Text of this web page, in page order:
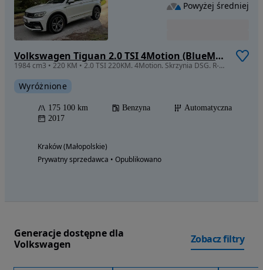
Volkswagen Tiguan 2.0 TSI 4Motion (BlueMotion Technology) DSG Highline
1984 cm3 • 220 KM • 2.0 TSI 220KM. 4Motion. Skrzynia DSG. R-Line. Bezwypadkowy. Serwis ASO
Wyróżnione
175 100 km Benzyna
Automatyczna
2017
Kraków (Małopolskie)
Prywatny sprzedawca • Opublikowano
Powyżej średniej
Generacje dostępne dla
Volkswagen
Zobacz filtry